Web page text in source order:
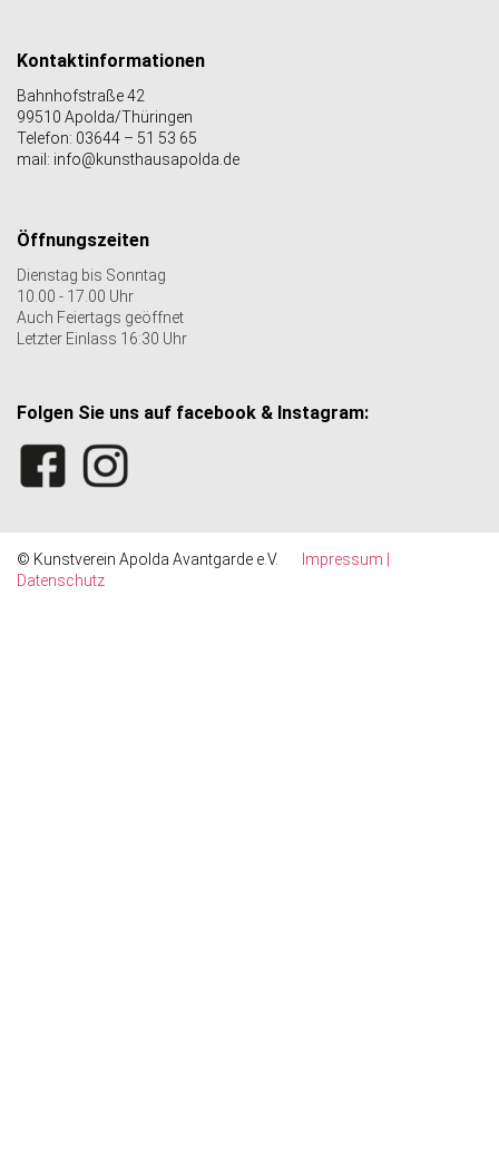
Kontaktinformationen
Bahnhofstraße 42
99510 Apolda/Thüringen
Telefon: 03644 – 51 53 65
mail: info@kunsthausapolda.de
Öffnungszeiten
Dienstag bis Sonntag
10.00 - 17.00 Uhr
Auch Feiertags geöffnet
Letzter Einlass 16:30 Uhr
Folgen Sie uns auf facebook & Instagram:
© Kunstverein Apolda Avantgarde e.V.
Impressum |
Datenschutz